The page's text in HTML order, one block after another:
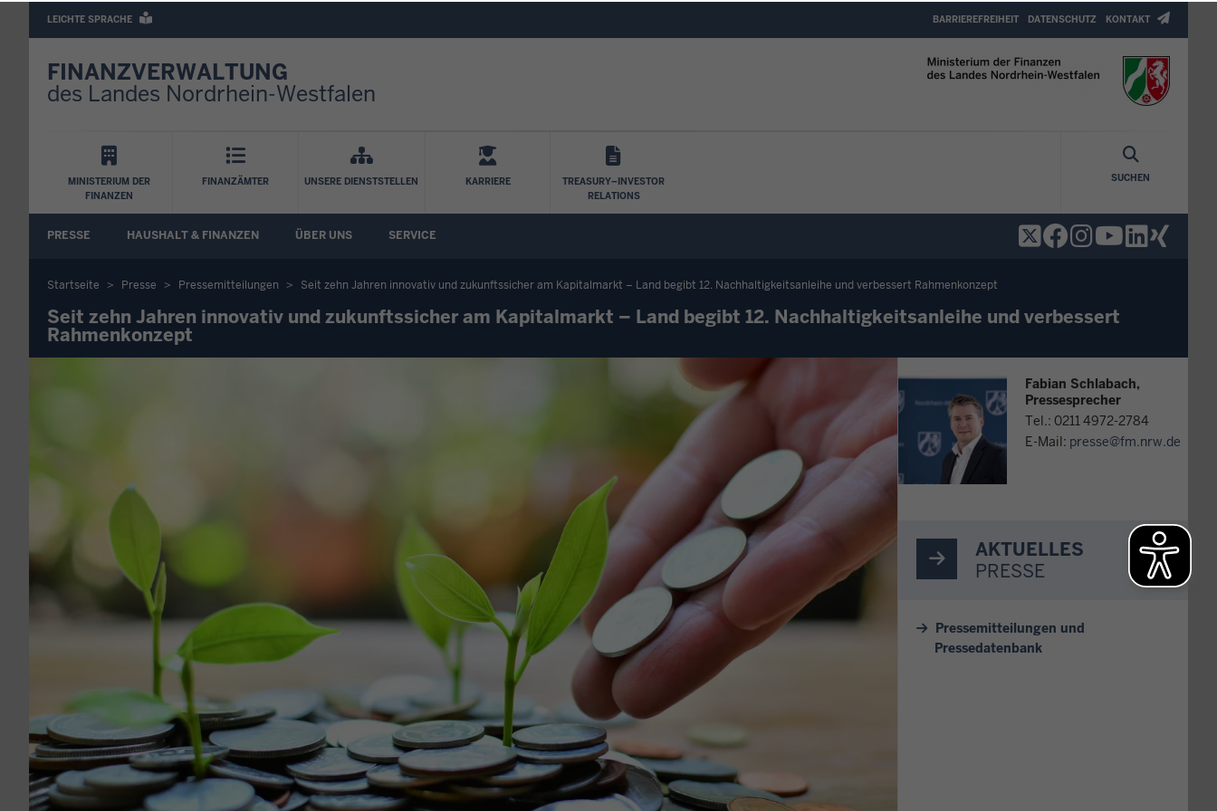
Sprachen
LEICHTE SPRACHE
Top
Menu
BARRIEREFREIHEIT DATENSCHUTZ KONTAKT
FINANZVERWALTUNG
des Landes Nordrhein-Westfalen
Hauptnavigation
MINISTERIUM DER
FINANZEN
FINANZÄMTER UNSERE DIENSTSTELLEN KARRIERE
TREASURY–INVESTOR
RELATIONS
SUCHEN
PRESSE HAUSHALT & FINANZEN ÜBER UNS SERVICE
Sie
befinden
Startseite Presse Pressemitteilungen Seit zehn Jahren innovativ und zukunftssicher am Kapitalmarkt – Land begibt 12. Nachhaltigkeitsanleihe und verbessert Rahmenkonzept
Seit zehn Jahren innovativ und zukunftssicher am Kapitalmarkt – Land begibt 12. Nachhaltigkeitsanleihe und verbessert
Rahmenkonzept
Fabian Schlabach,
Pressesprecher
Tel.: 0211 4972-2784
E-Mail: presse@fm.nrw.de
AKTUELLES
PRESSE
Pressemitteilungen und
Pressedatenbank